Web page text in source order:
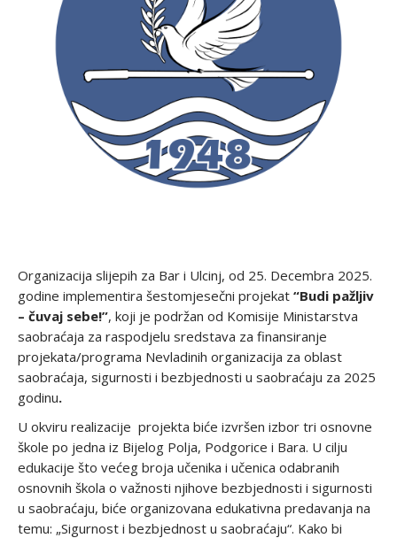
Organizacija slijepih za Bar i Ulcinj, od 25. Decembra 2025.
godine implementira šestomjesečni projekat “Budi pažljiv
– čuvaj sebe!”, koji je podržan od Komisije Ministarstva
saobraćaja za raspodjelu sredstava za finansiranje
projekata/programa Nevladinih organizacija za oblast
saobraćaja, sigurnosti i bezbjednosti u saobraćaju za 2025
godinu.
U okviru realizacije projekta biće izvršen izbor tri osnovne
škole po jedna iz Bijelog Polja, Podgorice i Bara. U cilju
edukacije što većeg broja učenika i učenica odabranih
osnovnih škola o važnosti njihove bezbjednosti i sigurnosti
u saobraćaju, biće organizovana edukativna predavanja na
temu: „Sigurnost i bezbjednost u saobraćaju“. Kako bi